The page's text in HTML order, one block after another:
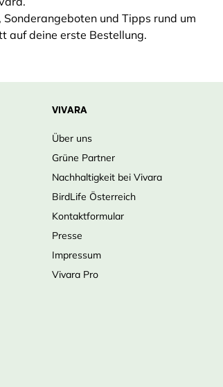
und Tipps rund um
auf deine erste Bestellung.
VIVARA
Über uns
Grüne Partner
Nachhaltigkeit bei Vivara
BirdLife Österreich
Kontaktformular
Presse
Impressum
Vivara Pro